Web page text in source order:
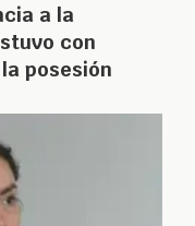
a la
con
posesión